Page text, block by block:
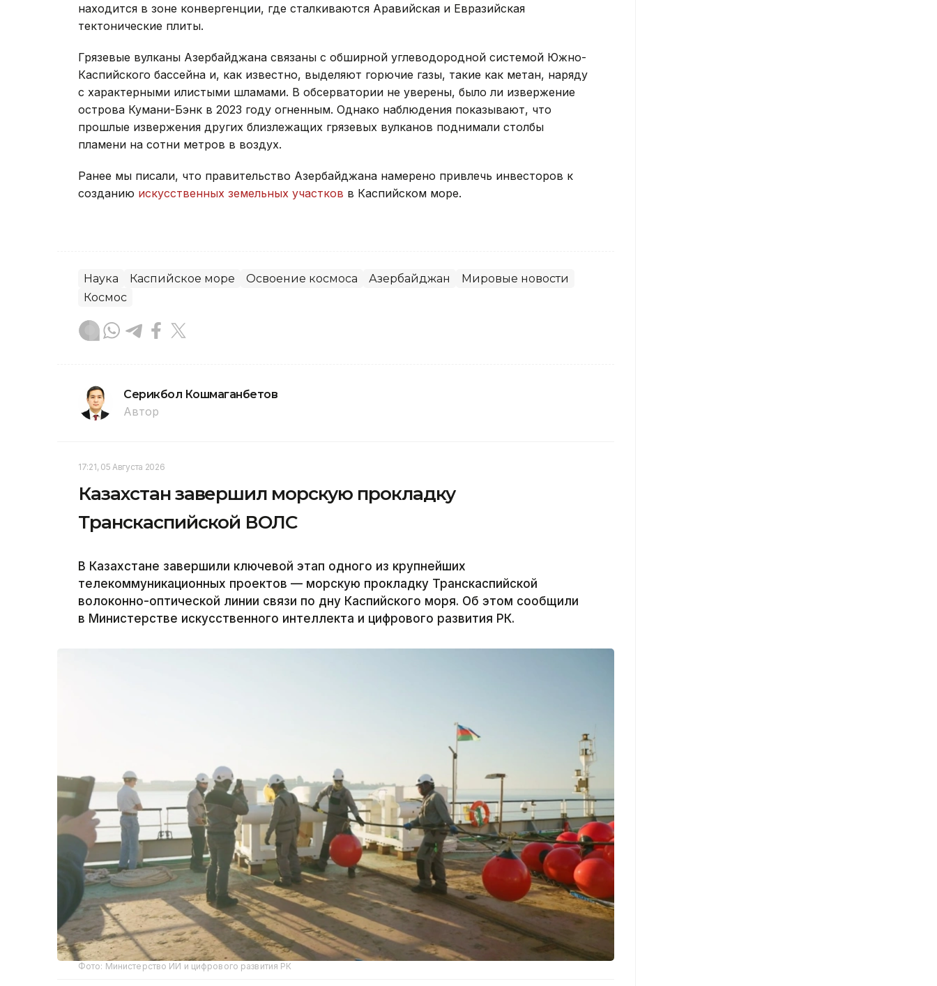
находится в зоне конвергенции, где сталкиваются Аравийская и Евразийская
тектонические плиты.
Грязевые вулканы Азербайджана связаны с обширной углеводородной системой Южно-
Каспийского бассейна и, как известно, выделяют горючие газы, такие как метан, наряду
с характерными илистыми шламами. В обсерватории не уверены, было ли извержение
острова Кумани-Бэнк в 2023 году огненным. Однако наблюдения показывают, что
прошлые извержения других близлежащих грязевых вулканов поднимали столбы
пламени на сотни метров в воздух.
Ранее мы писали, что правительство Азербайджана намерено привлечь инвесторов к
созданию искусственных земельных участков в Каспийском море.
Наука Каспийское море Освоение космоса Азербайджан
Мировые новости
Космос
Серикбол Кошмаганбетов
Автор
17:21, 05 Августа 2026
Казахстан завершил морскую прокладку
Транскаспийской ВОЛС
В Казахстане завершили ключевой этап одного из крупнейших
телекоммуникационных проектов — морскую прокладку Транскаспийской
волоконно-оптической линии связи по дну Каспийского моря. Об этом сообщили
в Министерстве искусственного интеллекта и цифрового развития РК.
Фото: Министерство ИИ и цифрового развития РК